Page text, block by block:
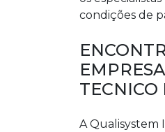
condições de
A Qualisystem